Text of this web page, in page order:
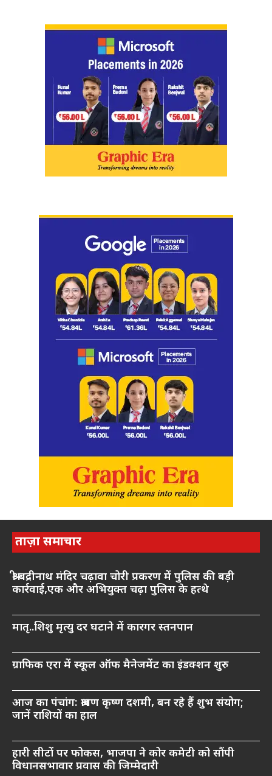
ताज़ा समाचार
श्री बद्रीनाथ मंदिर चढ़ावा चोरी प्रकरण में पुलिस की बड़ी
कार्रवाई,एक और अभियुक्त चढ़ा पुलिस के हत्थे
मातृ..शिशु मृत्यु दर घटाने में कारगर स्तनपान
ग्राफिक एरा में स्कूल ऑफ मैनेजमेंट का इंडक्शन शुरु
आज का पंचांग: श्रावण कृष्ण दशमी, बन रहे हैं शुभ संयोग;
जानें राशियों का हाल
हारी सीटों पर फोकस, भाजपा ने कोर कमेटी को सौंपी
विधानसभावार प्रवास की जिम्मेदारी